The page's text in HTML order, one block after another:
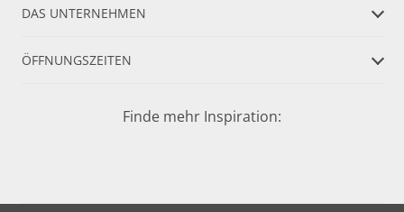
DAS UNTERNEHMEN
ÖFFNUNGSZEITEN
Finde mehr Inspiration: